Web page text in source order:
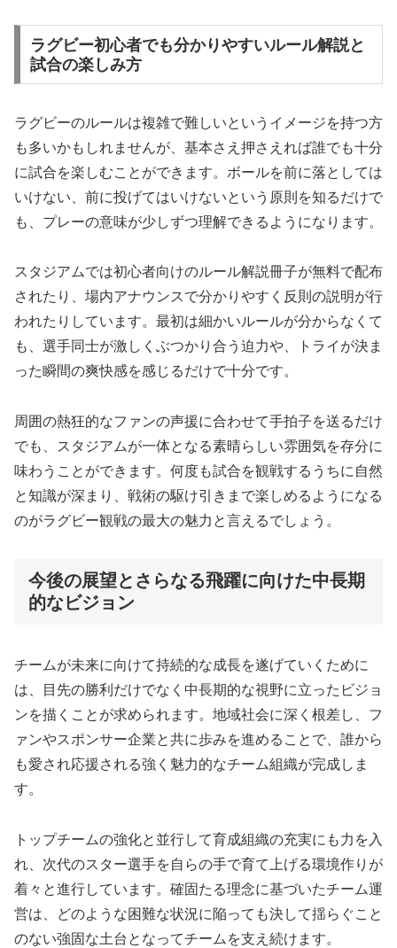
ラグビー初心者でも分かりやすいルール解説と
試合の楽しみ方
ラグビーのルールは複雑で難しいというイメージを持つ方
も多いかもしれませんが、基本さえ押さえれば誰でも十分
に試合を楽しむことができます。ボールを前に落としては
いけない、前に投げてはいけないという原則を知るだけで
も、プレーの意味が少しずつ理解できるようになります。
スタジアムでは初心者向けのルール解説冊子が無料で配布
されたり、場内アナウンスで分かりやすく反則の説明が行
われたりしています。最初は細かいルールが分からなくて
も、選手同士が激しくぶつかり合う迫力や、トライが決ま
った瞬間の爽快感を感じるだけで十分です。
周囲の熱狂的なファンの声援に合わせて手拍子を送るだけ
でも、スタジアムが一体となる素晴らしい雰囲気を存分に
味わうことができます。何度も試合を観戦するうちに自然
と知識が深まり、戦術の駆け引きまで楽しめるようになる
のがラグビー観戦の最大の魅力と言えるでしょう。
今後の展望とさらなる飛躍に向けた中長期
的なビジョン
チームが未来に向けて持続的な成長を遂げていくために
は、目先の勝利だけでなく中長期的な視野に立ったビジョ
ンを描くことが求められます。地域社会に深く根差し、フ
ァンやスポンサー企業と共に歩みを進めることで、誰から
も愛され応援される強く魅力的なチーム組織が完成しま
す。
トップチームの強化と並行して育成組織の充実にも力を入
れ、次代のスター選手を自らの手で育て上げる環境作りが
着々と進行しています。確固たる理念に基づいたチーム運
営は、どのような困難な状況に陥っても決して揺らぐこと
のない強固な土台となってチームを支え続けます。